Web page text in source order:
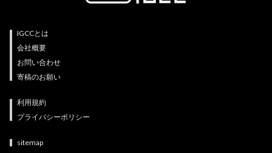
IGCCとは
会社概要
お問い合わせ
寄稿のお願い
利用規約
プライバシーポリシー
sitemap